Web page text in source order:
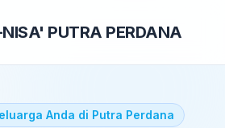
PUTRA PERDANA
Anda di Putra Perdana